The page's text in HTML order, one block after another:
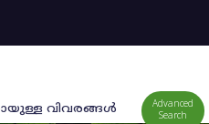
വിവരങ്ങള്‍
Advanced
Search